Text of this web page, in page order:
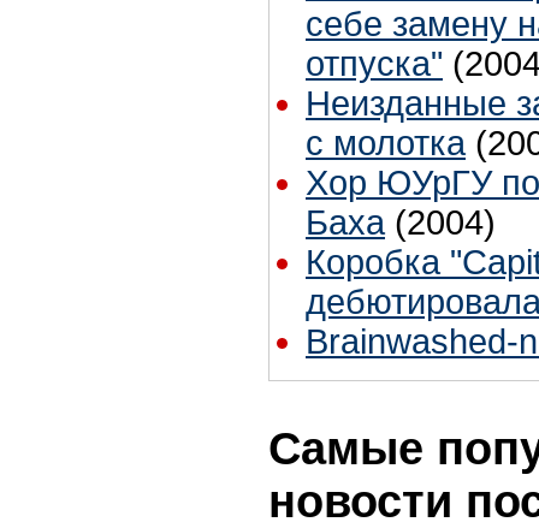
себе замену
отпуска"
Неизданные
с молотка
Хор ЮУрГУ
Баха (2004)
Коробка
Brainwashed-
Самые
новости